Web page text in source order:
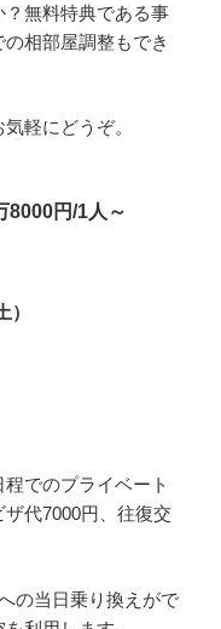
無料特典である事
相部屋調整もでき
軽にどうぞ。
8000円/1人～
でのプライベート
代7000円、往復交
の当日乗り換えがで